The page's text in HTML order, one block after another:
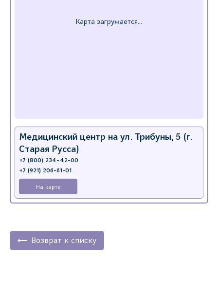
Медицинский центр на ул. Трибуны, 5 (г.
Старая Русса)
+7 (800) 234-42-00
+7 (921) 206-61-01
На карте
Возврат к списку